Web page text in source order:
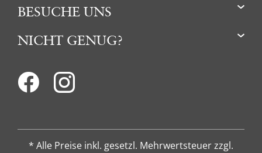
BESUCHE UNS
NICHT GENUG?
* Alle Preise inkl. gesetzl. Mehrwertsteuer zzgl.